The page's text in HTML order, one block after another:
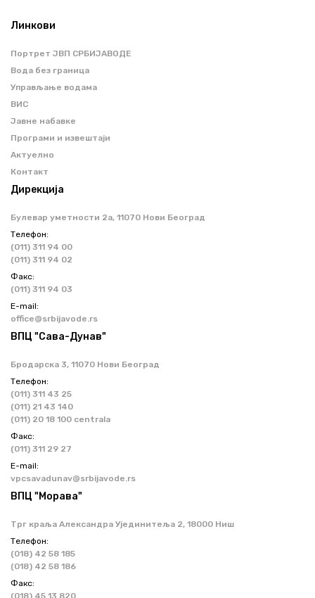
Линкови
Портрет ЈВП СРБИЈАВОДЕ
Вода без граница
Управљање водама
ВИС
Јавне набавке
Програми и извештаји
Актуелно
Контакт
Дирекција
Булевар уметности 2a, 11070 Нови Београд
Телефон:
(011) 311 94 00
(011) 311 94 02
Факс:
(011) 311 94 03
Е-mail:
office@srbijavode.rs
ВПЦ "Сава-Дунав"
Бродарска 3, 11070 Нови Београд
Телефон:
(011) 311 43 25
(011) 21 43 140
(011) 20 18 100 centrala
Факс:
(011) 311 29 27
Е-mail:
vpcsavadunav@srbijavode.rs
ВПЦ "Морава"
Трг краља Александра Ујединитеља 2, 18000 Ниш
Телефон:
(018) 42 58 185
(018) 42 58 186
Факс:
(018) 45 13 820